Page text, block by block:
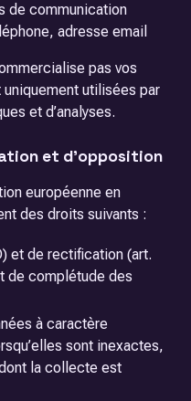
de communication
adresse email
pas vos
utilisées par
et d’analyses.
et d’opposition
européenne en
des droits suivants :
et de rectification (art.
de complétude des
à caractère
sont inexactes,
la collecte est